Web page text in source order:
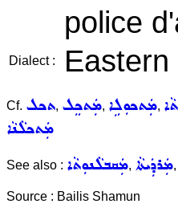
police
Dialect :
Cf. ܬܟܠ, ܡܲܬܟܸܠ, ܡܲܬܟܘܼܠܹܐ,
ܡܲܬܟܠܵܢܵܐ
See also : ܡܲܩܒܠܵܢܘܼܬܵܐ, ܡܲܪܕܲܝܬܵܐ,
Source : Bailis Shamun